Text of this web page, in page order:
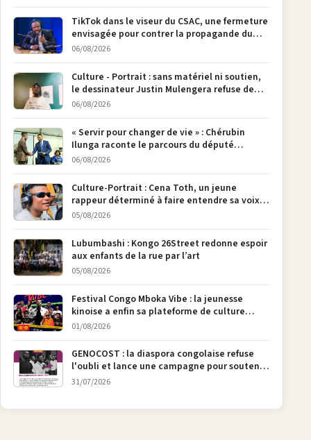
TikTok dans le viseur du CSAC, une fermeture
envisagée pour contrer la propagande du
M23
06/08/2026
Culture - Portrait : sans matériel ni soutien,
le dessinateur Justin Mulengera refuse de
poser son crayon
06/08/2026
« Servir pour changer de vie » : Chérubin
Ilunga raconte le parcours du député
national Jethro Muyombi Tshimbu en 137
06/08/2026
Culture-Portrait : Cena Toth, un jeune
rappeur déterminé à faire entendre sa voix à
Bunia
05/08/2026
Lubumbashi : Kongo 26Street redonne espoir
aux enfants de la rue par l’art
05/08/2026
Festival Congo Mboka Vibe : la jeunesse
kinoise a enfin sa plateforme de culture
urbaine
01/08/2026
GENOCOST : la diaspora congolaise refuse
l'oubli et lance une campagne pour soutenir
la pétition FONAREV depuis Bruxelles
31/07/2026